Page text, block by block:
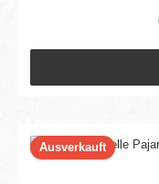
Ausverkauft